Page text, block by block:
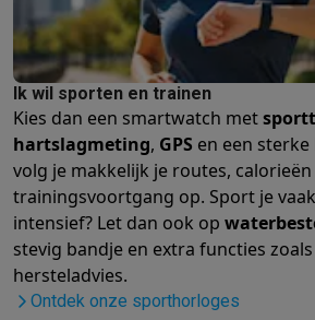
Vaatwassers met ecocheques
Airco
Airco's met ecocheques
TV & audio
TV met ecochequesBluetooth speakers
Multimedia & telefonie
Smartphones met ecochequesTablets
Transport
Elektrische steps met ecocheques
Eco initiatieven
ImpactEnergie besparen
Info & acties
Ik wil sporten en trainen
Kies dan een smartwatch met
hartslagmeting, GPS en een sterke
volg je makkelijk je routes, calorieën
trainingsvoortgang op. Sport je
intensief? Let dan ook op
stevig bandje en extra functies
hersteladvies.
Ontdek onze sporthorloges